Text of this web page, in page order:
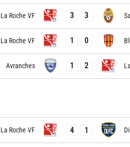
La Roche VF 3 3
La Roche VF 1 0
Avranches 1 2
La Roche VF 4 1